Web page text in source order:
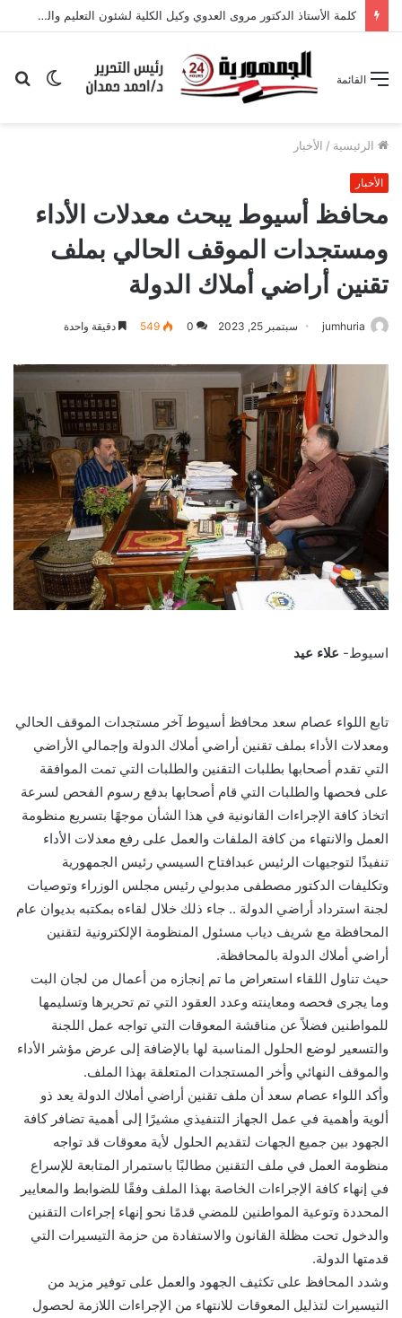
الوضع
القائمة
الرئيسية / الأخبار
الأخبار
محافظ أسيوط يبحث معدلات الأداء
ومستجدات الموقف الحالي بملف
تقنين أراضي أملاك الدولة
jumhuria سبتمبر 25, 2023 0
549 دقيقة واحدة
اسيوط- علاء عيد
تابع اللواء عصام سعد محافظ أسيوط آخر مستجدات الموقف الحالي
ومعدلات الأداء بملف تقنين أراضي أملاك الدولة وإجمالي الأراضي
التي تقدم أصحابها بطلبات التقنين والطلبات التي تمت الموافقة
على فحصها والطلبات التي قام أصحابها بدفع رسوم الفحص لسرعة
اتخاذ كافة الإجراءات القانونية في هذا الشأن موجهًا بتسريع منظومة
العمل والانتهاء من كافة الملفات والعمل على رفع معدلات الأداء
تنفيذًا لتوجيهات الرئيس عبدافتاح السيسي رئيس الجمهورية
وتكليفات الدكتور مصطفى مدبولي رئيس مجلس الوزراء وتوصيات
لجنة استرداد أراضي الدولة .. جاء ذلك خلال لقاءه بمكتبه بديوان عام
المحافظة مع شريف دياب مسئول المنظومة الإلكترونية لتقنين
أراضي أملاك الدولة بالمحافظة.
حيث تناول اللقاء استعراض ما تم إنجازه من أعمال من لجان البت
وما يجرى فحصه ومعاينته وعدد العقود التي تم تحريرها وتسليمها
للمواطنين فضلاً عن مناقشة المعوقات التي تواجه عمل اللجنة
والتسعير لوضع الحلول المناسبة لها بالإضافة إلى عرض مؤشر الأداء
والموقف النهائي وأخر المستجدات المتعلقة بهذا الملف.
وأكد اللواء عصام سعد أن ملف تقنين أراضي أملاك الدولة يعد ذو
ألوية وأهمية في عمل الجهاز التنفيذي مشيرًا إلى أهمية تضافر كافة
الجهود بين جميع الجهات لتقديم الحلول لأية معوقات قد تواجه
منظومة العمل في ملف التقنين مطالبًا باستمرار المتابعة للإسراع
في إنهاء كافة الإجراءات الخاصة بهذا الملف وفقًا للضوابط والمعايير
المحددة وتوعية المواطنين للمضي قدمًا نحو إنهاء إجراءات التقنين
والدخول تحت مظلة القانون والاستفادة من حزمة التيسيرات التي
قدمتها الدولة.
وشدد المحافظ على تكثيف الجهود والعمل على توفير مزيد من
التيسيرات لتذليل المعوقات للانتهاء من الإجراءات اللازمة لحصول